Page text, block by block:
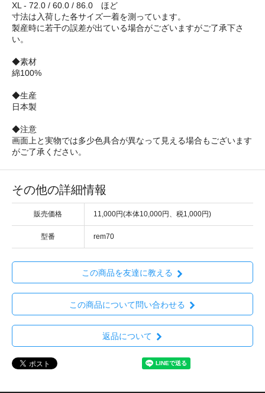
XL - 72.0 / 60.0 / 86.0 ほど
寸法は入荷した各サイズ一着を測っています。
製産時に若干の誤差が出ている場合がございますがご了承下さ
い。
◆素材
綿100%
◆生産
日本製
◆注意
画面上と実物では多少色具合が異なって見える場合もございます
がご了承ください。
その他の詳細情報
販売価格 11,000円(本体10,000円、税1,000円)
型番 rem70
この商品を友達に教える
この商品について問い合わせる
返品について